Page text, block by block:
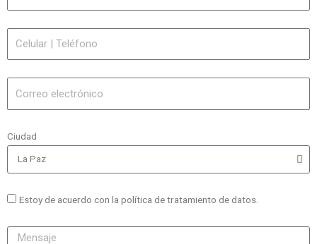
Ciudad
Estoy de acuerdo con la política de tratamiento de datos.